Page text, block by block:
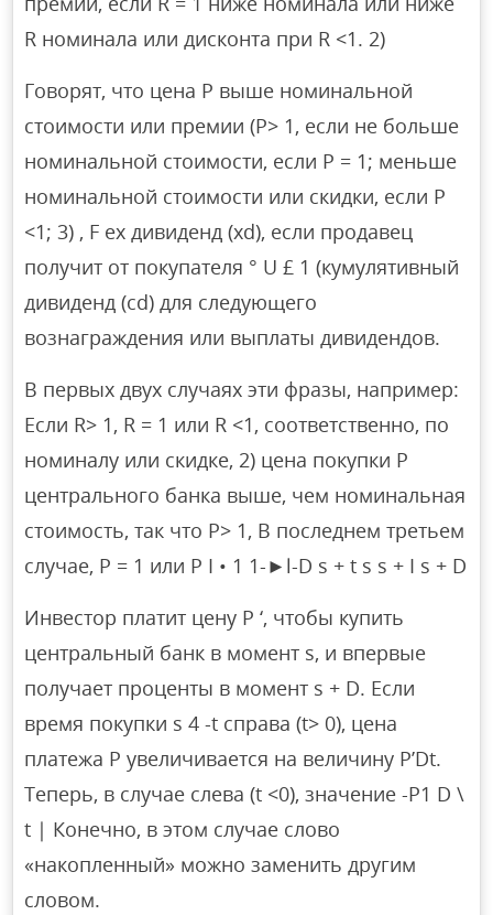
R номинала или дисконта при R <1. 2)
Говорят, что цена P выше номинальной
стоимости или премии (P> 1, если не больше
номинальной стоимости, если P = 1; меньше
номинальной стоимости или скидки, если P
<1; 3) , F ex дивиденд (xd), если продавец
получит от покупателя ° U £ 1 (кумулятивный
дивиденд (cd) для следующего
вознаграждения или выплаты дивидендов.
В первых двух случаях эти фразы, например:
Если R> 1, R = 1 или R <1, соответственно, по
номиналу или скидке, 2) цена покупки P
центрального банка выше, чем номинальная
стоимость, так что P> 1, В последнем третьем
случае, P = 1 или P I • 1 1-►l-D s + t s s + I s + D
Инвестор платит цену P ‘, чтобы купить
центральный банк в момент s, и впервые
получает проценты в момент s + D. Если
время покупки s 4 -t справа (t> 0), цена
платежа P увеличивается на величину P’Dt.
Теперь, в случае слева (t <0), значение -P1 D \
t | Конечно, в этом случае слово
«накопленный» можно заменить другим
словом.